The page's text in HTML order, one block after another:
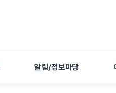
알림/정보마당